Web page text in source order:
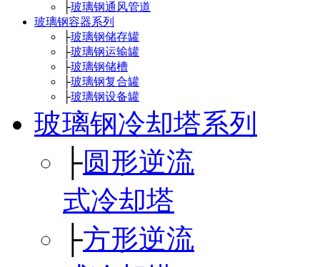
├玻璃钢通风管道
玻璃钢容器系列
├玻璃钢储存罐
├玻璃钢运输罐
├玻璃钢储槽
├玻璃钢复合罐
├玻璃钢设备罐
玻璃钢冷却塔系列
├圆形逆流
式冷却塔
├方形逆流